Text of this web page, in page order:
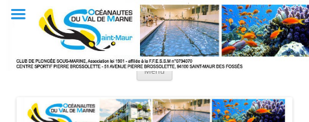
Club OVM
Les Océanautes du Val de Marne
Menu